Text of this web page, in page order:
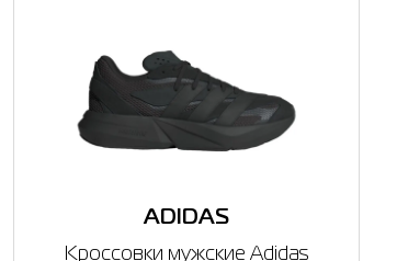
ADIDAS
Кроссовки мужские Adidas